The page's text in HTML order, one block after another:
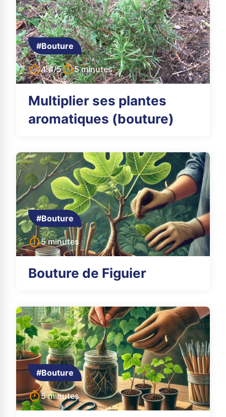
#Bouture
4.4/5 5 minutes
Multiplier ses plantes
aromatiques (bouture)
#Bouture
5 minutes
Bouture de Figuier
#Bouture
5 minutes